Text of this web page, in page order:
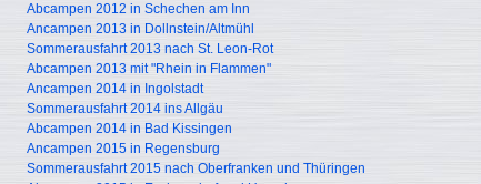
Abcampen 2012 in Schechen am Inn
Ancampen 2013 in Dollnstein/Altmühl
Sommerausfahrt 2013 nach St. Leon-Rot
Abcampen 2013 mit "Rhein in Flammen"
Ancampen 2014 in Ingolstadt
Sommerausfahrt 2014 ins Allgäu
Abcampen 2014 in Bad Kissingen
Ancampen 2015 in Regensburg
Sommerausfahrt 2015 nach Oberfranken und Thüringen